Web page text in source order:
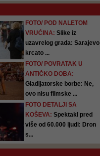
FOTO/ POD NALETOM
VRUĆINA: Slike iz
uzavrelog grada: Sarajevo
krcato ...
FOTO/ POVRATAK U
ANTIČKO DOBA:
Gladijatorske borbe: Ne,
ovo nisu filmske ...
FOTO DETALJI SA
KOŠEVA: Spektakl pred
više od 60.000 ljudi: Dron
s...